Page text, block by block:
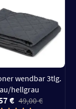
wendbar 3tlg.
hellgrau
€ 49,00 €